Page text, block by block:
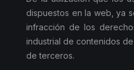
dispuestos en la web, ya
infracción de los
industrial de contenidos
de terceros.